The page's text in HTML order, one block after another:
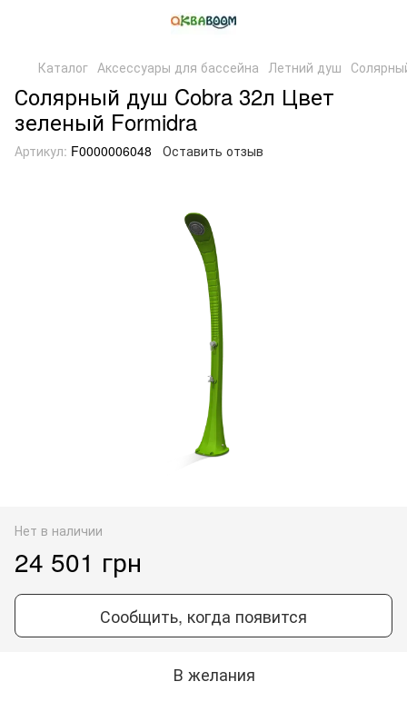
Каталог Аксессуары для бассейна Летний душ
Солярный душ Cobra 32л Цвет
зеленый Formidra
Артикул: F0000006048 Оставить отзыв
Нет в наличии
24 501 грн
Сообщить, когда появится
В желания